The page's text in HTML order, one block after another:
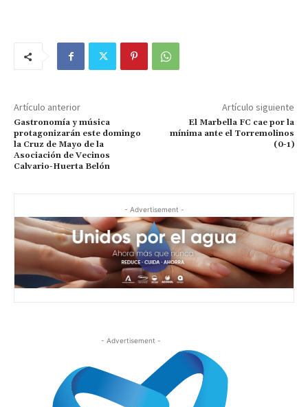
Artículo anterior
Gastronomía y música
protagonizarán este domingo
la Cruz de Mayo de la
Asociación de Vecinos
Calvario-Huerta Belón
Artículo siguiente
El Marbella FC cae por la
mínima ante el Torremolinos
(0-1)
- Advertisement -
- Advertisement -